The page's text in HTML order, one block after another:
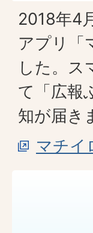
2018年4
アプリ「
した。ス
て「広報
知が届き
マチイ